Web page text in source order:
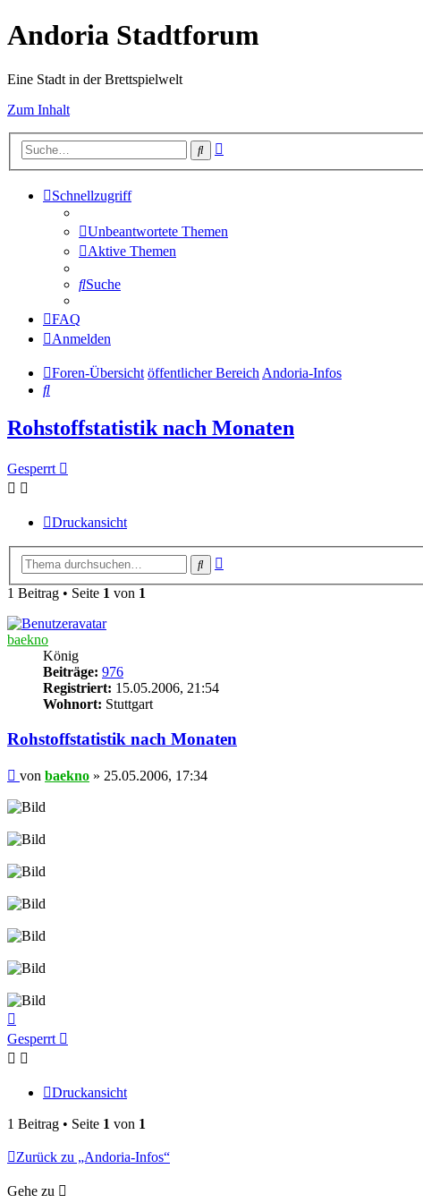
Andoria Stadtforum
Eine Stadt in der Brettspielwelt
Zum Inhalt
Suche
Schnellzugriff
Unbeantwortete Themen
Aktive Themen
Suche
FAQ
Anmelden
Foren-Übersicht öffentlicher BereichAndoria-Infos
Suche
Rohstoffstatistik nach Monaten
Gesperrt
Druckansicht
Suche
1 Beitrag • Seite 1 von 1
baekno
König
Beiträge: 976
Registriert: 15.05.2006, 21:54
Wohnort: Stuttgart
Rohstoffstatistik nach Monaten
Beitrag
von baekno » 25.05.2006, 17:34
oben
Gesperrt
Druckansicht
1 Beitrag • Seite 1 von 1
Zurück zu „Andoria-Infos“
Gehe zu